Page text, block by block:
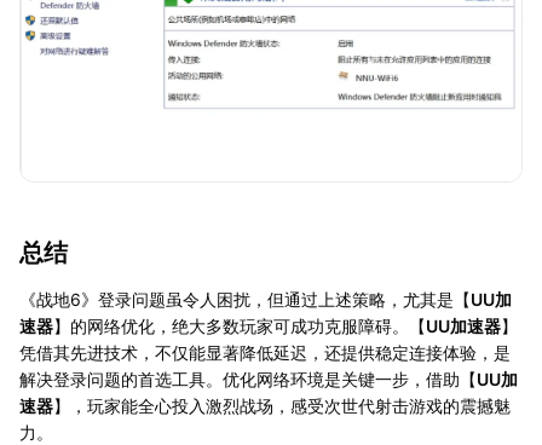
总结
《战地6》登录问题虽令人困扰，但通过上述策略，尤其是【UU加
速器】的网络优化，绝大多数玩家可成功克服障碍。【UU加速器】
凭借其先进技术，不仅能显著降低延迟，还提供稳定连接体验，是
解决登录问题的首选工具。优化网络环境是关键一步，借助【UU加
速器】，玩家能全心投入激烈战场，感受次世代射击游戏的震撼魅
力。